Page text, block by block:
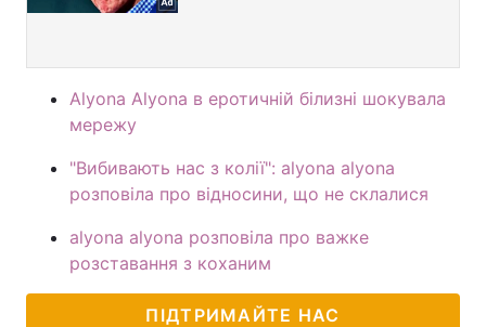
Alyona Alyona в еротичній білизні шокувала
мережу
"Вибивають нас з колії": alyona alyona
розповіла про відносини, що не склалися
alyona alyona розповіла про важке
розставання з коханим
ПІДТРИМАЙТЕ НАС